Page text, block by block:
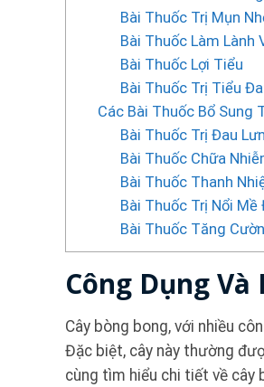
Bài Thuốc Trị Mụn
Bài Thuốc Làm Lành
Bài Thuốc Lợi Tiểu
Bài Thuốc Trị Tiểu
Các Bài Thuốc Bổ Sung
Bài Thuốc Trị Đau
Bài Thuốc Chữa
Bài Thuốc Thanh
Bài Thuốc Trị Nổi Mề
Bài Thuốc Tăng
Công Dụng
Cây bòng bong, với nhiều
Đặc biệt, cây này thường
cùng tìm hiểu chi tiết về cây